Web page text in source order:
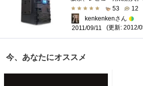
53
12
kenkenkenさん
2011/09/11
(更新: 2012/
今、あなたにオススメ